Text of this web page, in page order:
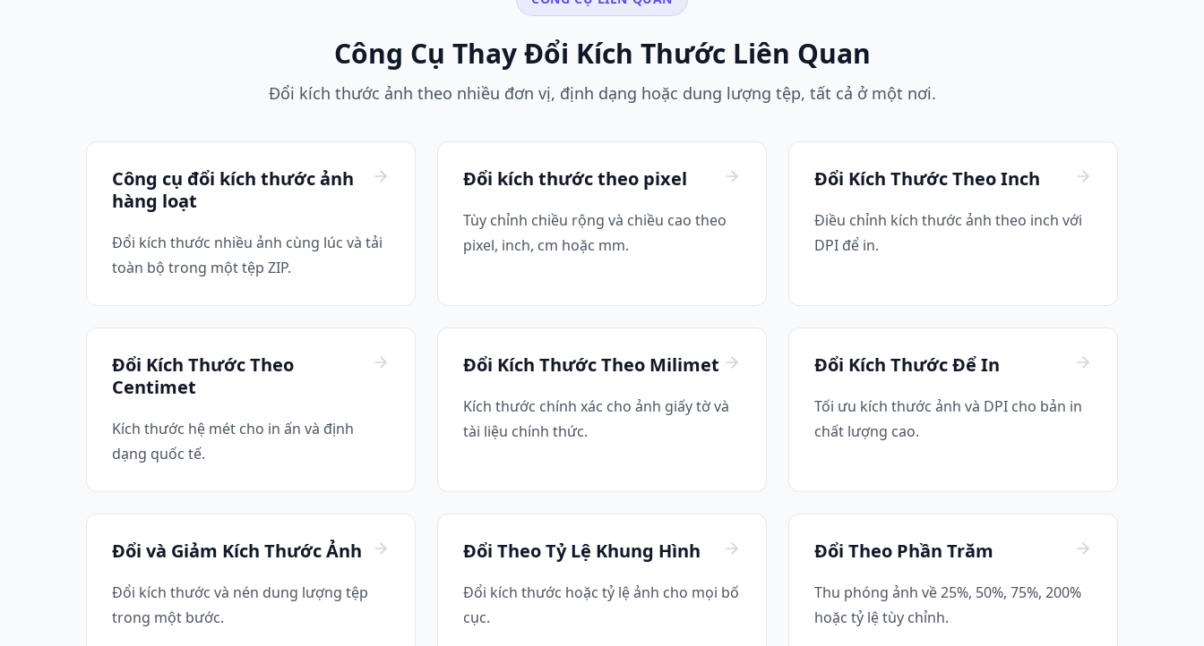
Công Cụ Thay Đổi Kích Thước Liên Quan
Đổi kích thước ảnh theo nhiều đơn vị, định dạng hoặc dung lượng tệp, tất cả ở một nơi.
Công cụ đổi kích thước ảnh
hàng loạt
Đổi kích thước nhiều ảnh cùng lúc và tải
toàn bộ trong một tệp ZIP.
Đổi kích thước theo pixel
Tùy chỉnh chiều rộng và chiều cao theo
pixel, inch, cm hoặc mm.
Đổi Kích Thước Theo Inch
Điều chỉnh kích thước ảnh theo inch với
DPI để in.
Đổi Kích Thước Theo
Centimet
Kích thước hệ mét cho in ấn và định
dạng quốc tế.
Đổi Kích Thước Theo Milimet
Kích thước chính xác cho ảnh giấy tờ và
tài liệu chính thức.
Đổi Kích Thước Để In
Tối ưu kích thước ảnh và DPI cho bản in
chất lượng cao.
Đổi và Giảm Kích Thước Ảnh
Đổi kích thước và nén dung lượng tệp
trong một bước.
Đổi Theo Tỷ Lệ Khung Hình
Đổi kích thước hoặc tỷ lệ ảnh cho mọi bố
cục.
Đổi Theo Phần Trăm
Thu phóng ảnh về 25%, 50%, 75%, 200%
hoặc tỷ lệ tùy chỉnh.